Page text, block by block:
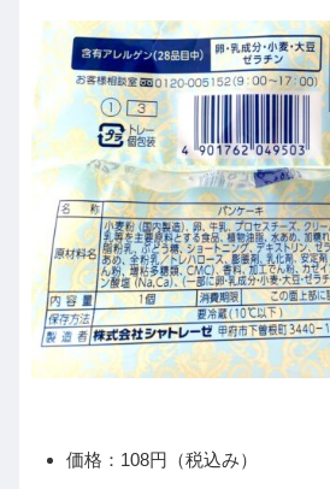
価格：108円（税込み）